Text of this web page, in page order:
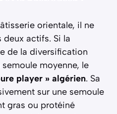
orientale, il ne
actifs. Si la
de la diversification
moyenne, le
player » algérien. Sa
sur une semoule
gras ou protéiné